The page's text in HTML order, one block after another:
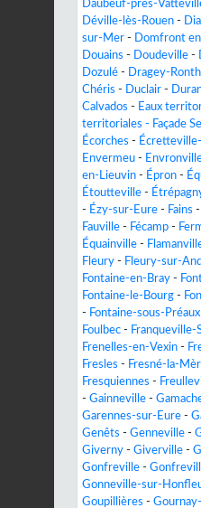
Daubeuf-près-
Déville-lès-Rouen -
sur-Mer - Domfront
Douains - Doudeville -
Dozulé - Dragey-
Chéris - Duclair -
Calvados - Eaux
territoriales - Façade
Écorches -
Envermeu -
en-Lieuvin - Épron -
Étoutteville -
- Ézy-sur-Eure - Fains -
Fauville - Fécamp -
Équainville -
Fleury - Fleury-sur-
Fontaine-en-Bray -
Fontaine-le-Bourg -
- Fontaine-sous-Préaux
Foulbec - Franqueville-
Frenelles-en-Vexin -
Fresles - Fresné-la-
Fresquiennes -
- Gainneville -
Garennes-sur-Eure -
Genêts - Genneville -
Giverny - Giverville -
Gonfreville -
Gonneville-sur-
Goupillières -